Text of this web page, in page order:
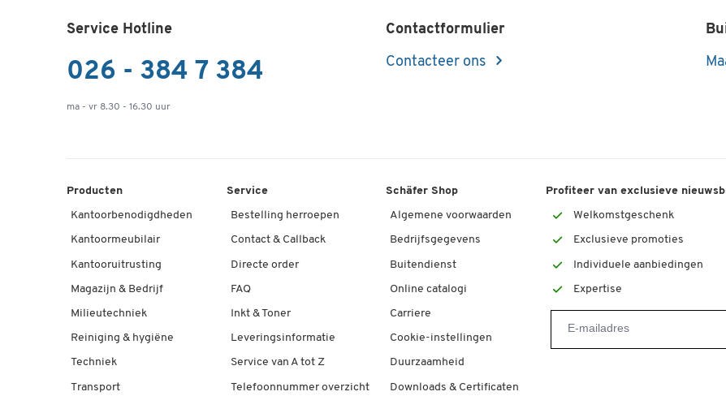
Service Hotline
026 - 384 7 384
ma - vr 8.30 - 16.30 uur
Contactformulier
Contacteer ons
Producten
Kantoorbenodigdheden
Kantoormeubilair
Kantooruitrusting
Magazijn & Bedrijf
Milieutechniek
Reiniging & hygiëne
Techniek
Transport
Service
Bestelling herroepen
Contact & Callback
Directe order
FAQ
Inkt & Toner
Leveringsinformatie
Service van A tot Z
Telefoonnummer overzicht
Schäfer Shop
Algemene voorwaarden
Bedrijfsgegevens
Buitendienst
Online catalogi
Carriere
Cookie-instellingen
Duurzaamheid
Downloads & Certificaten
Profiteer van exclusieve
Welkomstgeschenk
Exclusieve promoties
Individuele aanbiedingen
Expertise